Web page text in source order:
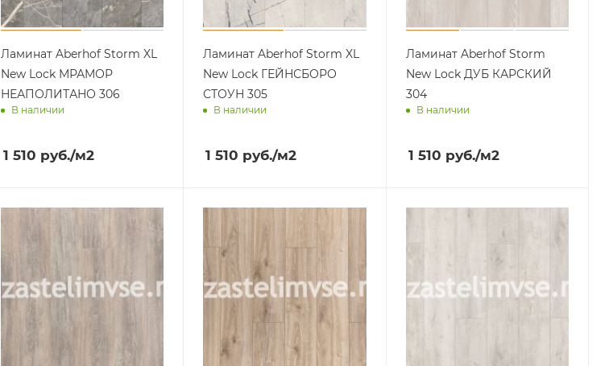
Ламинат Aberhof Storm XL
New Lock МРАМОР
НЕАПОЛИТАНО 306
В наличии
1 510 руб./м2
Ламинат Aberhof Storm XL
New Lock ГЕЙНСБОРО
СТОУН 305
В наличии
1 510 руб./м2
Ламинат Aberhof Storm
New Lock ДУБ КАРСКИЙ
304
В наличии
1 510 руб./м2